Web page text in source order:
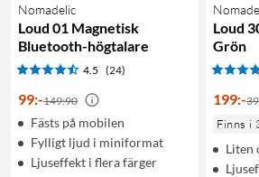
Nomadelic
Loud 01 Magnetisk
Bluetooth-högtalare
4.5 (24)
99:-149:90
Fästs på mobilen
Fylligt ljud i miniformat
Ljuseffekt i flera färger
Loud
Grön
199:-
Finns i
Liten